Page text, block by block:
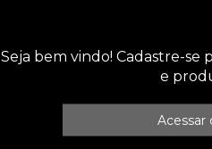
Seja bem vindo! Cadastre-se
e
Acessar